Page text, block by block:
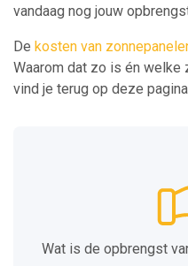
vandaag nog jouw
De kosten van
Waarom dat zo is én welke
vind je terug op deze
Wat is de opbrengst